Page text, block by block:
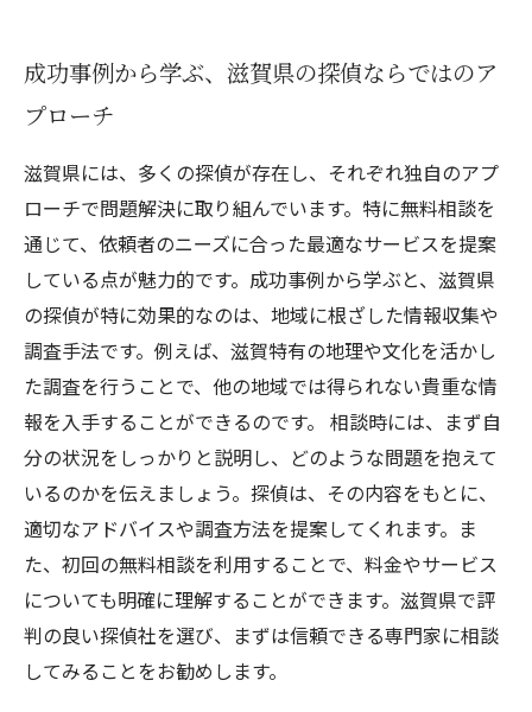
成功事例から学ぶ、滋賀県の探偵ならではのア
プローチ
滋賀県には、多くの探偵が存在し、それぞれ独自のアプ
ローチで問題解決に取り組んでいます。特に無料相談を
通じて、依頼者のニーズに合った最適なサービスを提案
している点が魅力的です。成功事例から学ぶと、滋賀県
の探偵が特に効果的なのは、地域に根ざした情報収集や
調査手法です。例えば、滋賀特有の地理や文化を活かし
た調査を行うことで、他の地域では得られない貴重な情
報を入手することができるのです。 相談時には、まず自
分の状況をしっかりと説明し、どのような問題を抱えて
いるのかを伝えましょう。探偵は、その内容をもとに、
適切なアドバイスや調査方法を提案してくれます。ま
た、初回の無料相談を利用することで、料金やサービス
についても明確に理解することができます。滋賀県で評
判の良い探偵社を選び、まずは信頼できる専門家に相談
してみることをお勧めします。